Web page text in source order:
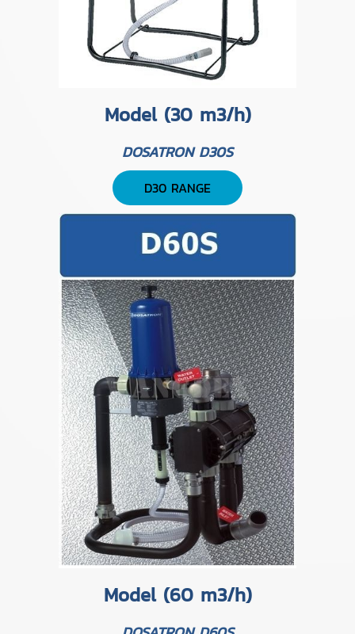
Model (30 m3/h)
DOSATRON D30S
D30 RANGE
Model (60 m3/h)